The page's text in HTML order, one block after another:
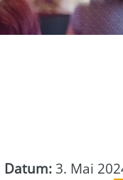
Datum:3. Mai